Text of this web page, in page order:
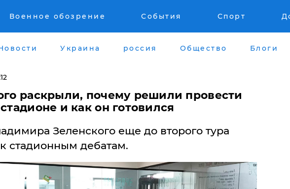
Военное обозрение События Спорт
Украина россия Общество Блоги
раскрыли, почему решили провести
и как он готовился
Зеленского еще до второго тура
к стадионным дебатам.